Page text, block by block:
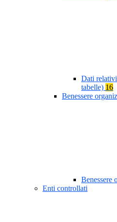
Dati
tabelle) 16
Benessere
Benessere
Enti controllati